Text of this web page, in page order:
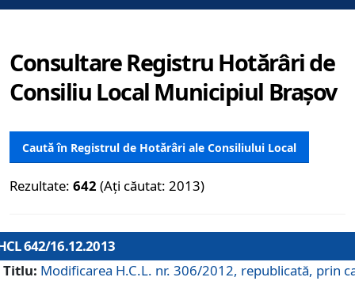
Consultare Registru Hotărâri de
Consiliu Local Municipiul Brașov
Caută în Registrul de Hotărâri ale Consiliului Local
Rezultate: 642 (Ați căutat: 2013)
642/16.12.2013
Titlu: Modificarea H.C.L. nr. 306/2012, republicată, prin